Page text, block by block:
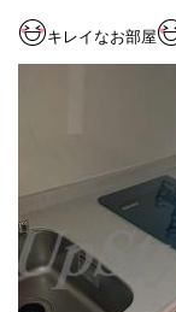
キレイなお部屋